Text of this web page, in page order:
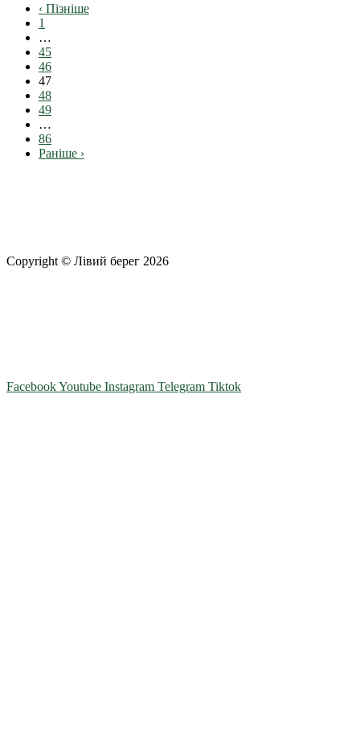
‹ Пізніше
1
…
45
46
47
48
49
…
86
Раніше ›
Copyright © Лівий берег 2026
FacebookYoutube Instagram Telegram Tiktok